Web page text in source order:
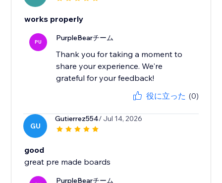
works properly
PU PurpleBearチーム
Thank you for taking a moment to
share your experience. We're
grateful for your feedback!
役に立った (0)
GU
Gutierrez554/ Jul 14, 2026
good
great pre made boards
PurpleBearチーム